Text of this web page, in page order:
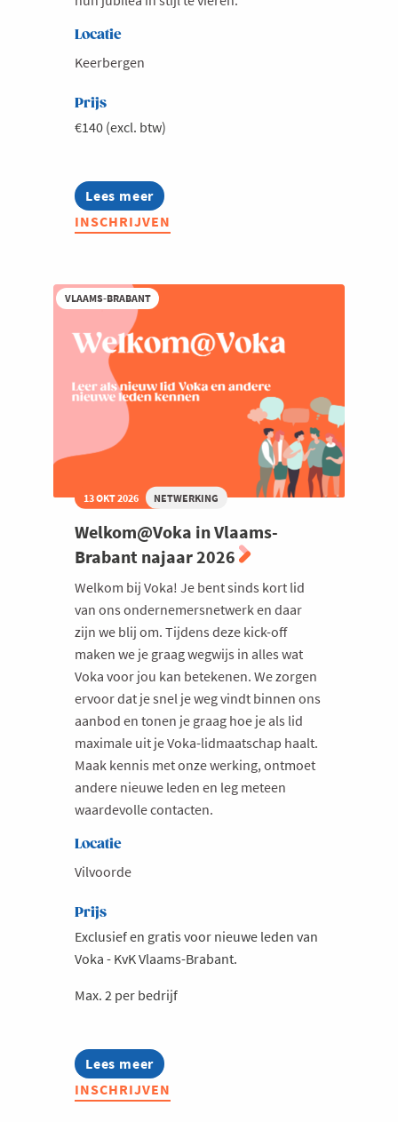
Locatie
Keerbergen
Prijs
€140 (excl. btw)
Lees meer
about
Feest
van
bedrijven
2026
INSCHRIJVEN
VLAAMS-BRABANT
13 OKT 2026 NETWERKING
Welkom@Voka in Vlaams-
Brabant najaar 2026
Welkom bij Voka! Je bent sinds kort lid
van ons ondernemersnetwerk en daar
zijn we blij om. Tijdens deze kick-off
maken we je graag wegwijs in alles wat
Voka voor jou kan betekenen. We zorgen
ervoor dat je snel je weg vindt binnen ons
aanbod en tonen je graag hoe je als lid
maximale uit je Voka-lidmaatschap haalt.
Maak kennis met onze werking, ontmoet
andere nieuwe leden en leg meteen
waardevolle contacten.
Locatie
Vilvoorde
Prijs
Exclusief en gratis voor nieuwe leden van
Voka - KvK Vlaams-Brabant.
Max. 2 per bedrijf
Lees meer
about
Welkom@Voka
in
INSCHRIJVEN